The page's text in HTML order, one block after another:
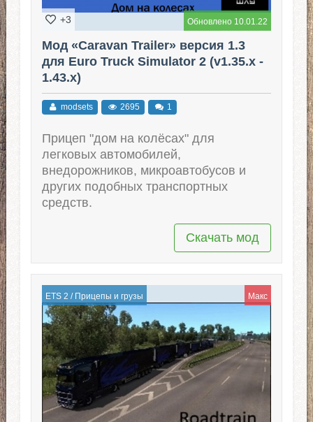
Обновлено 10.01.22
+3
Мод «Caravan Trailer» версия 1.3
для Euro Truck Simulator 2 (v1.35.x -
1.43.x)
modsets 2695 1
Прицеп "дом на колёсах" для
легковых автомобилей,
внедорожников, микроавтобусов и
других подобных транспортных
средств.
Скачать мод
ETS 2 / Прицепы и грузы Макс